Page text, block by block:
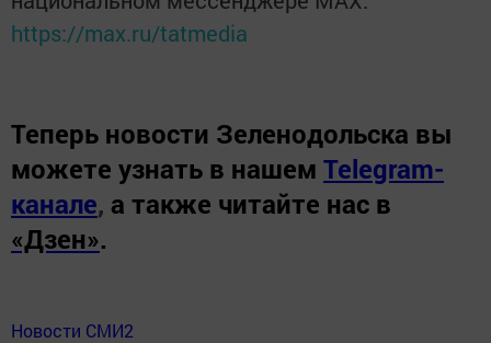
https://max.ru/tatmedia
Теперь новости Зеленодольска вы
можете узнать в нашем Telegram-
канале, а также читайте нас в
«Дзен».
Новости СМИ2